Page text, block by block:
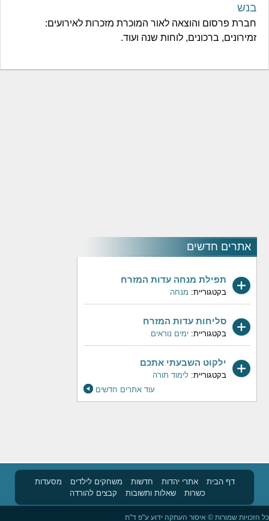
אתרים חדשים
תפילת מנחה עדות המזרח
בקטגוריית: מנחה
סליחות עדות המזרח
בקטגוריית: ימים נוראים
ילקוט השבעתי אתכם
בקטגוריית: לימוד תורה
עוד אתרים חדשים
בנש
חברת פרסום והוצאה לאור המוכרת מזכרות לאירועים:
זמירונים, ברכונים, לוחות שנה ועוד.
דף הבית אתרי יהדות חדשות משחקים לילדים
מסעדות
כשרות
שאלות ותשובות קבצים להורדה
כל הזכויות שמורות © איסור העתקה ידוע ע"פ ד"ת